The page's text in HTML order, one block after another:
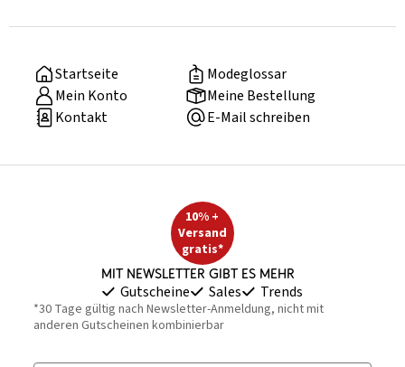
Startseite
Modeglossar
Mein Konto
Meine Bestellung
Kontakt
E-Mail schreiben
10% +
Versand
gratis*
Mit Newsletter gibt es mehr
Gutscheine Sales Trends
*30 Tage gültig nach Newsletter-Anmeldung, nicht mit
anderen Gutscheinen kombinierbar